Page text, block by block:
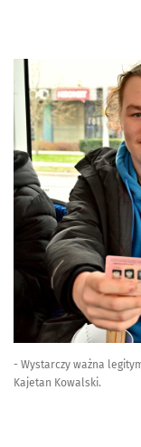
- Wystarczy ważna
Kajetan Kowalski.